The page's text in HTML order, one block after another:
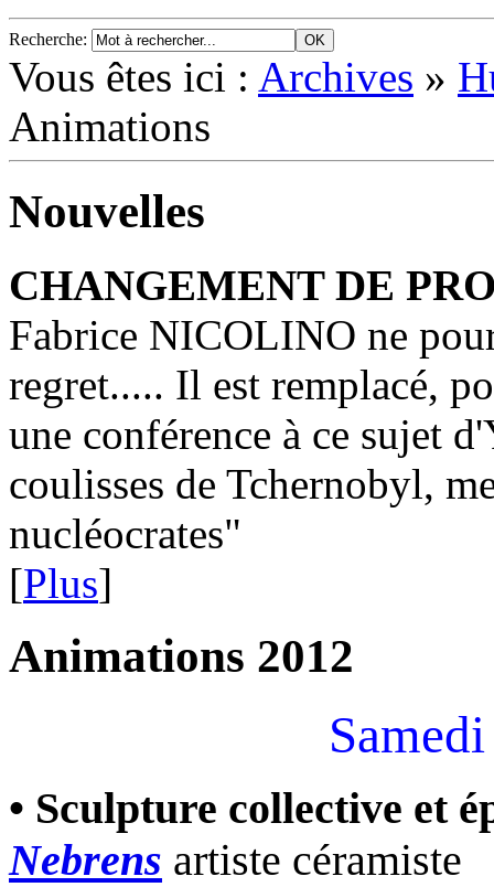
Recherche:
Vous êtes ici : Archives »
Animations
Nouvelles
CHANGEMENT DE
Fabrice NICOLINO ne
regret..... Il est remplacé,
une conférence à ce sujet
coulisses de Tchernobyl,
nucléocrates"
[Plus]
Animations 2012
• Sculpture collective et
Nebrens artiste céramiste